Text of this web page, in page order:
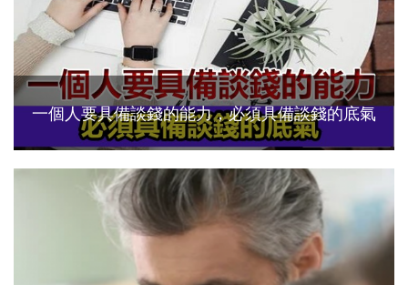
一個人要具備談錢的能力，必須具備談錢的底氣